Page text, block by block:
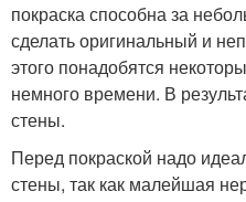
покраска способна за
сделать оригинальный и
этого понадобятся
немного времени. В
стены.
Перед покраской надо
стены, так как малейшая